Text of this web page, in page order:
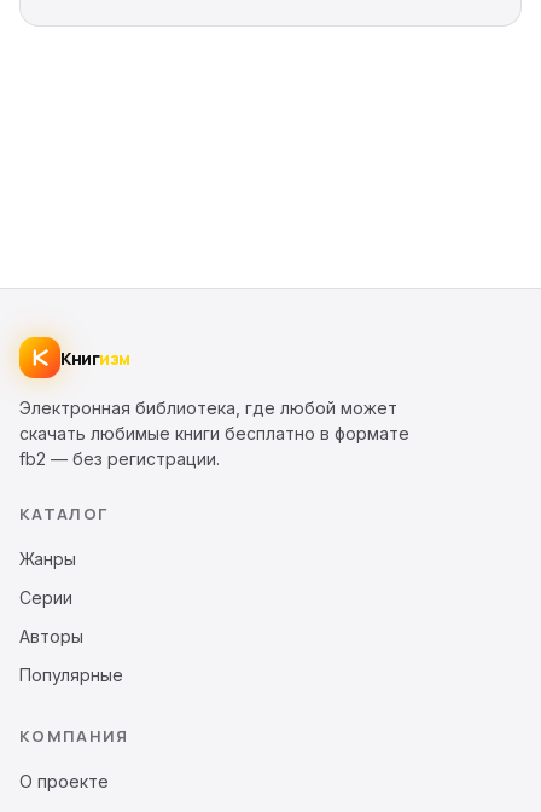
Книгизм
Электронная библиотека, где любой может
скачать любимые книги бесплатно в формате
fb2 — без регистрации.
КАТАЛОГ
Жанры
Серии
Авторы
Популярные
КОМПАНИЯ
О проекте